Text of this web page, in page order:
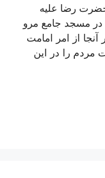
رضا علیه
در مسجد جامع مرو
از امر امامت
مردم را در اين